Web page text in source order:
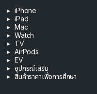
iPhone
iPad
Mac
Watch
TV
AirPods
EV
อุปกรณ์เสริม
สินค้าราคาเพื่อการศึกษา